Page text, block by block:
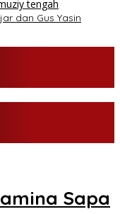
dan Gus Yasin
Sapa